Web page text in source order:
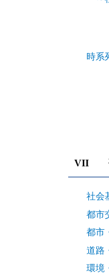
時系
VII 研
社会
都市
都市
道路
環境